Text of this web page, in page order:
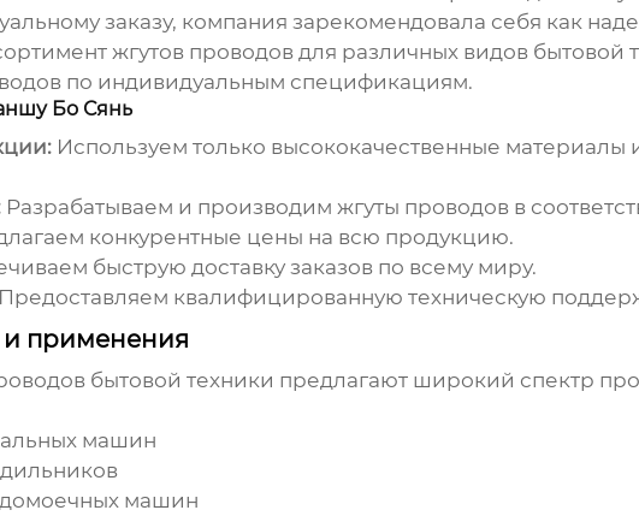
заказу, компания зарекомендовала себя как
жгутов проводов для различных видов бытовой
по индивидуальным спецификациям.
Бо Сянь
Используем только высококачественные
Разрабатываем и производим жгуты проводов в
конкурентные цены на всю продукцию.
быструю доставку заказов по всему миру.
квалифицированную техническую
применения
бытовой техники предлагают широкий спектр
машин
машин